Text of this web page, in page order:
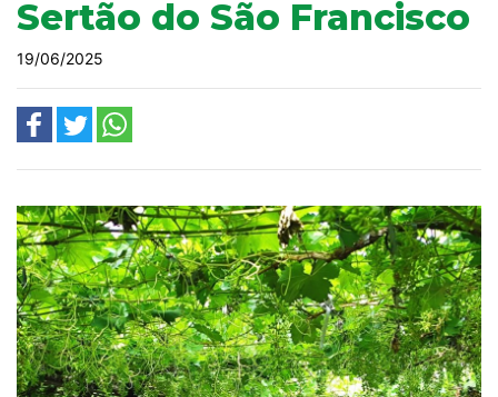
Sertão do São Francisco
19/06/2025